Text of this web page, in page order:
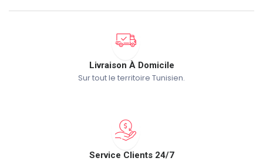
Livraison À Domicile
Sur tout le territoire Tunisien.
Service Clients 24/7